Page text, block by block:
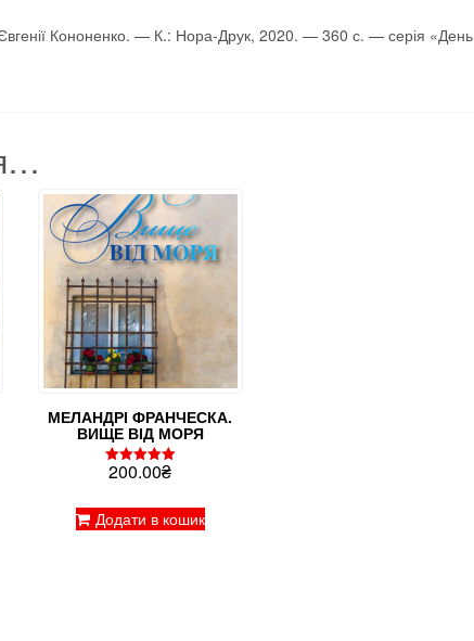
Кононенко. — К.: Нора-Друк, 2020. — 360 с. — серія «День
МЕЛАНДРІ ФРАНЧЕСКА.
ВИЩЕ ВІД МОРЯ
Оцінено в
200.00₴
Додати в кошик